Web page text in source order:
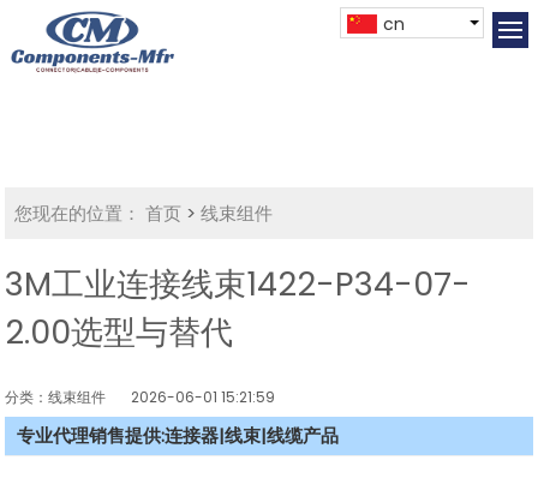
cn
您现在的位置： 首页 >线束组件
3M工业连接线束1422-P34-07-
2.00选型与替代
分类：线束组件 2026-06-01 15:21:59
专业代理销售提供:连接器|线束|线缆产品